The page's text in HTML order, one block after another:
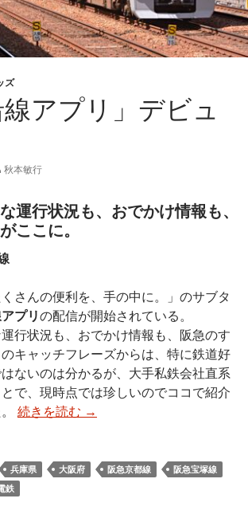
ズ
線アプリ」デビュ
秋本敏行
運行状況も、おでかけ情報も、
ここに。
さんの便利を、手の中に。」のサブタ
プリの配信が開始されている。
運行状況も、おでかけ情報も、阪急のす
キャッチフレーズからは、特に鉄道好
ないのは分かるが、大手私鉄会社直系
で、現時点では珍しいのでココで紹介
続きを読む →
兵庫県 大阪府 阪急京都線
阪急宝塚線
鉄